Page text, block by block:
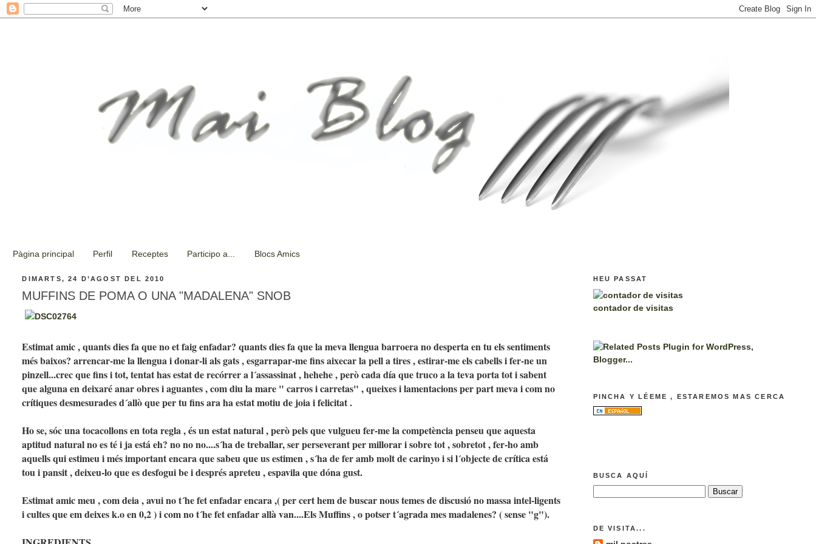
Pàgina principal Perfil Receptes Participo a... Blocs Amics
DIMARTS, 24 D’AGOST DEL 2010
MUFFINS DE POMA O UNA "MADALENA" SNOB
Estimat amic , quants dies fa que no et faig enfadar? quants dies fa que la meva llengua barroera no desperta en tu els sentiments
més baixos? arrencar-me la llengua i donar-li als gats , esgarrapar-me fins aixecar la pell a tires , estirar-me els cabells i fer-ne un
pinzell...crec que fins i tot, tentat has estat de recórrer a l´assassinat , hehehe , però cada día que truco a la teva porta tot i sabent
que alguna en deixaré anar obres i aguantes , com diu la mare " carros i carretas" , queixes i lamentacions per part meva i com no
crítiques desmesurades d´allò que per tu fins ara ha estat motiu de joia i felicitat .
Ho se, sóc una tocacollons en tota regla , és un estat natural , però pels que vulgueu fer-me la competència penseu que aquesta
aptitud natural no es té i ja está eh? no no no....s´ha de treballar, ser perseverant per millorar i sobre tot , sobretot , fer-ho amb
aquells qui estimeu i més important encara que sabeu que us estimen , s´ha de fer amb molt de carinyo i si l´objecte de crítica está
tou i pansit , deixeu-lo que es desfogui be i després apreteu , espavila que dóna gust.
Estimat amic meu , com deia , avui no t´he fet enfadar encara ,( per cert hem de buscar nous temes de discusió no massa intel-ligents
i cultes que em deixes k.o en 0,2 ) i com no t´he fet enfadar allà van....Els Muffins , o potser t´agrada mes madalenes? ( sense "g").
HEU PASSAT
contador de visitas
PINCHA Y LÉEME , ESTAREMOS MAS CERCA
BUSCA AQUÍ
DE VISITA...